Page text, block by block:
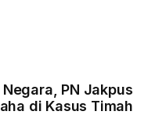
PN Jakpus
di Kasus Timah